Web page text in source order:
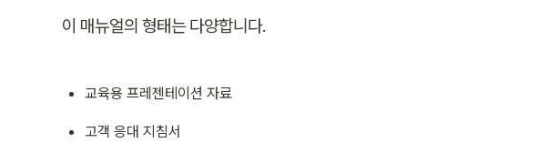
이 매뉴얼의 형태는 다양합니다.
교육용 프레젠테이션 자료
고객 응대 지침서